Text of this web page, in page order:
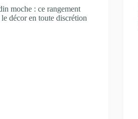
moche : ce rangement
décor en toute discrétion